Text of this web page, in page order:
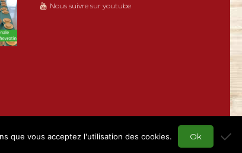
Nous suivre sur youtube
que vous acceptez l'utilisation des cookies. Ok